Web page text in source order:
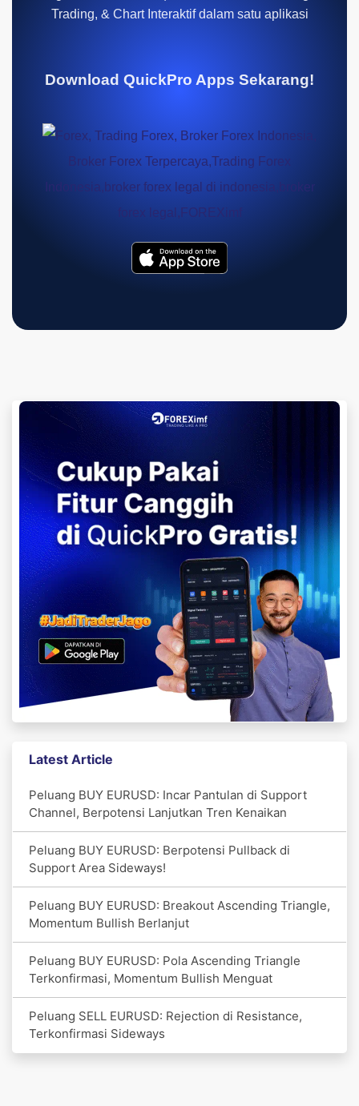
Trading, & Chart Interaktif dalam satu aplikasi
Download QuickPro Apps Sekarang!
Latest Article
Peluang BUY EURUSD: Incar Pantulan di Support
Channel, Berpotensi Lanjutkan Tren Kenaikan
Peluang BUY EURUSD: Berpotensi Pullback di
Support Area Sideways!
Peluang BUY EURUSD: Breakout Ascending Triangle,
Momentum Bullish Berlanjut
Peluang BUY EURUSD: Pola Ascending Triangle
Terkonfirmasi, Momentum Bullish Menguat
Peluang SELL EURUSD: Rejection di Resistance,
Terkonfirmasi Sideways